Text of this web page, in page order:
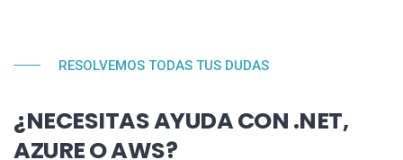
RESOLVEMOS TODAS TUS DUDAS
¿NECESITAS AYUDA CON .NET,
AZURE O AWS?